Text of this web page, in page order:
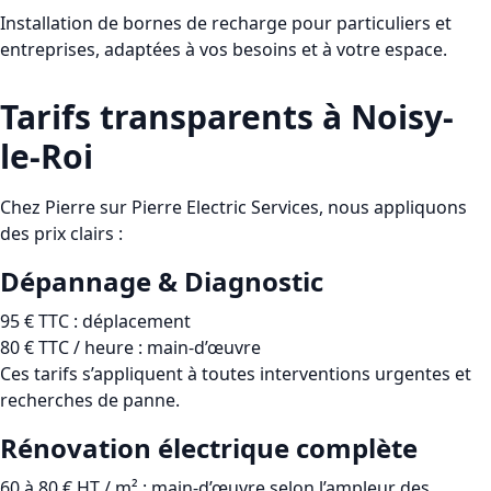
Installation de bornes de recharge pour particuliers et
entreprises, adaptées à vos besoins et à votre espace.
Tarifs transparents à Noisy-
le-Roi
Chez Pierre sur Pierre Electric Services, nous appliquons
des prix clairs :
Dépannage & Diagnostic
95 € TTC : déplacement
80 € TTC / heure : main-d’œuvre
Ces tarifs s’appliquent à toutes interventions urgentes et
recherches de panne.
Rénovation électrique complète